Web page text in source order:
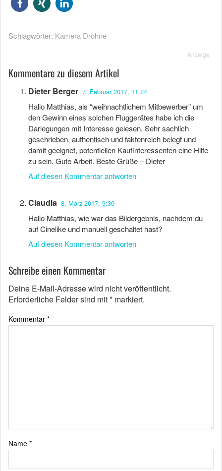
Schlagwörter: Kamera Drohne
Anzeige
Kommentare zu diesem Artikel
Dieter Berger 7. Februar 2017, 11:24
Hallo Matthias, als “weihnachtlichem Mitbewerber” um
den Gewinn eines solchen Fluggerätes habe ich die
Darlegungen mit Interesse gelesen. Sehr sachlich
geschrieben, authentisch und faktenreich belegt und
damit geeignet, potentiellen Kaufinteressenten eine Hilfe
zu sein. Gute Arbeit. Beste Grüße – Dieter
Auf diesen Kommentar antworten
Claudia 8. März 2017, 9:30
Hallo Matthias, wie war das Bildergebnis, nachdem du
auf Cinelike und manuell geschaltet hast?
Auf diesen Kommentar antworten
Schreibe einen Kommentar
Deine E-Mail-Adresse wird nicht veröffentlicht.
Erforderliche Felder sind mit* markiert.
Kommentar *
Name *